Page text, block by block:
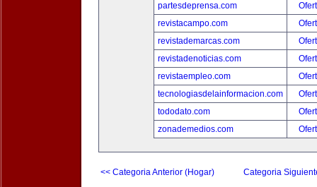
partesdeprensa.com
revistacampo.com
revistademarcas.com
revistadenoticias.com
revistaempleo.com
tecnologiasdelainformacion.com
tododato.com
zonademedios.com
<< Categoria Anterior (Hogar) Categoria